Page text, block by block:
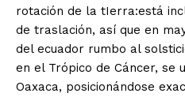
rotación de la tIerra:está
de traslación, así que en
del ecuador rumbo al
en el Trópico de Cáncer, se
Oaxaca, posicionándose